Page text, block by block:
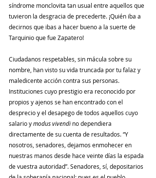
síndrome monclovita tan usual entre aquellos que
tuvieron la desgracia de precederte. ¡Quién iba a
decirnos que ibas a hacer bueno a la suerte de
Tarquinio que fue Zapatero!
Ciudadanos respetables, sin mácula sobre su
nombre, han visto su vida truncada por tu falaz y
maledicente acción contra sus personas.
Instituciones cuyo prestigio era reconocido por
propios y ajenos se han encontrado con el
desprecio y el desapego de todos aquellos cuyo
salario y modus vivendi no dependiera
directamente de su cuenta de resultados. “Y
nosotros, senadores, dejamos enmohecer en
nuestras manos desde hace veinte días la espada
de vuestra autoridad”. Senadores, sí, depositarios